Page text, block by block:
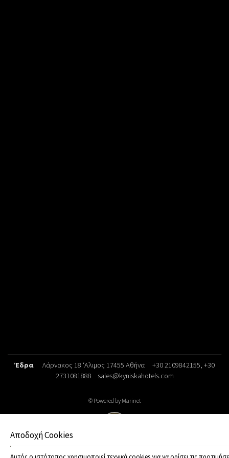
Έδρα Λάρνακος 18 ‘Αλιμος 17455 Αθήνα +30 2109842155, +30
2731081888
sales@kyniskahotels.com
© Powered by Marinet
Αποδοχή Cookies